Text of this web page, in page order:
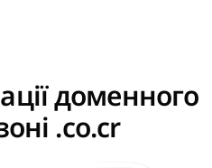
доменного
.co.cr